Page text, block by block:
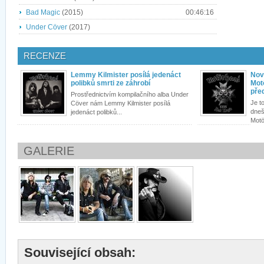
Bad Magic (2015)
00:46:16
Under Cöver (2017)
RECENZE
Lemmy Kilmister posílá jedenáct
polibků smrti ze záhrobí
Prostřednictvím kompilačního alba Under
Cöver nám Lemmy Kilmister posílá
jedenáct polibků...
Je
GALERIE
Související obsah: